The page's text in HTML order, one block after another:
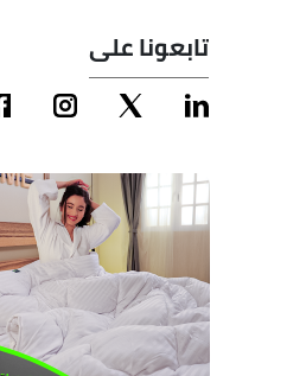
تابعونا على